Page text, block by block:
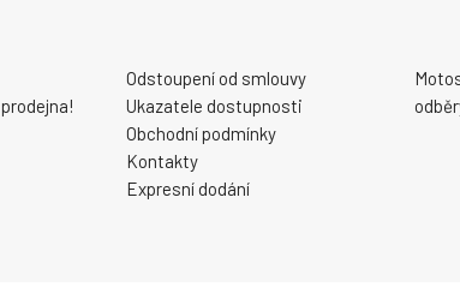
Odstoupení od smlouvy
Ukazatele dostupnosti
Obchodní podmínky
Kontakty
Expresní dodání